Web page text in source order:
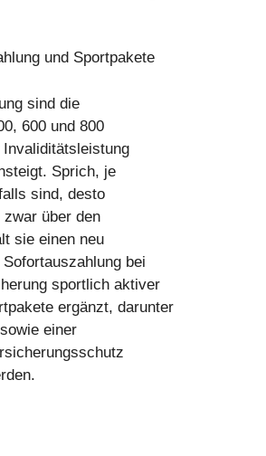
und Sportpakete
sind die
600 und 800
Sprich, je
sind, desto
über den
sie einen neu
bei
sportlich aktiver
ergänzt, darunter
einer